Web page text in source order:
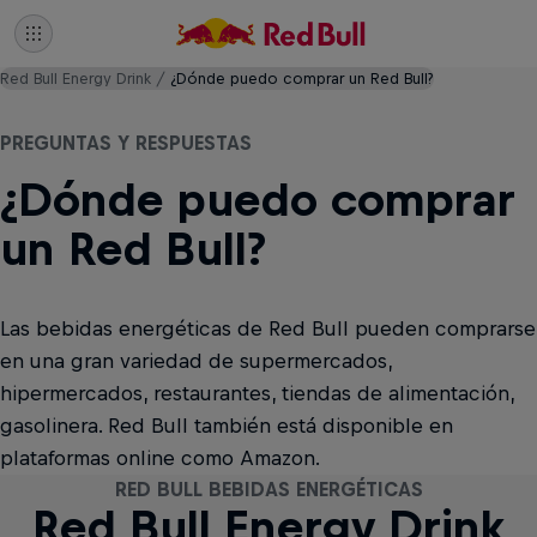
Red Bull Energy Drink ¿Dónde puedo comprar un Red Bull?
PREGUNTAS Y RESPUESTAS
¿Dónde puedo comprar
un Red Bull?
Las bebidas energéticas de Red Bull pueden comprarse
en una gran variedad de supermercados,
hipermercados, restaurantes, tiendas de alimentación,
gasolinera. Red Bull también está disponible en
plataformas online como Amazon.
RED BULL BEBIDAS ENERGÉTICAS
RED BULL BEBIDAS ENERGÉTICAS
RED BULL BEBIDAS ENERGÉTICAS
RED BULL BEBIDAS ENERGÉTICAS
RED BULL BEBIDAS ENERGÉTICAS
RED BULL BEBIDAS ENERGÉTICAS
RED BULL BEBIDAS ENERGÉTICAS
RED BULL BEBIDAS ENERGÉTICAS
RED BULL BEBIDAS ENERGÉTICAS
RED BULL BEBIDAS ENERGÉTICAS
RED BULL BEBIDAS ENERGÉTICAS
RED BULL BEBIDAS ENERGÉTICAS
RED BULL BEBIDAS ENERGÉTICAS